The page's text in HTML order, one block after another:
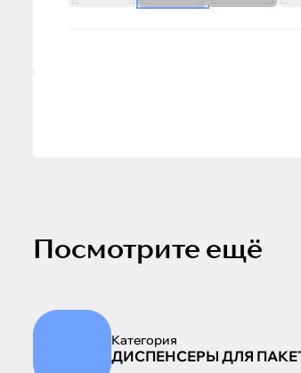
Посмотрите ещё
Категория
ДИСПЕНСЕРЫ ДЛЯ